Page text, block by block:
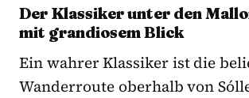
Der Klassiker unter den
mit grandiosem Blick
Ein wahrer Klassiker ist die
Wanderroute oberhalb von